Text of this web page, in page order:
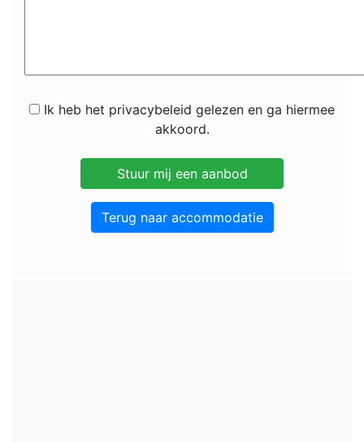
Ik heb het privacybeleid gelezen en ga hiermee
akkoord.
Terug naar accommodatie